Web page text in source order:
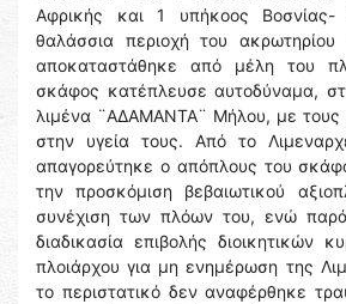
Αφρικής και 1 υπήκοος Βοσνίας-
θαλάσσια περιοχή του
αποκαταστάθηκε από μέλη του
σκάφος κατέπλευσε αυτοδύναμα,
λιμένα ¨ΑΔΑΜΑΝΤΑ¨ Μήλου, με τους
στην υγεία τους. Από το
απαγορεύτηκε ο απόπλους του
την προσκόμιση βεβαιωτικού
συνέχιση των πλόων του, ενώ
διαδικασία επιβολής διοικητικών
πλοιάρχου για μη ενημέρωση της
το περιστατικό δεν αναφέρθηκε